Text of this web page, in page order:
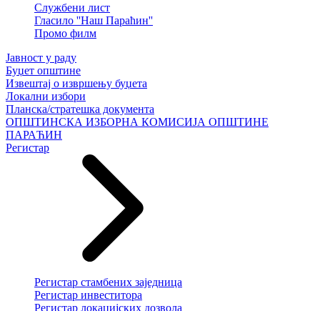
Службени лист
Гласило ''Наш Параћин''
Промо филм
Јавност у раду
Буџет општине
Извештај о извршењу буџета
Локални избори
Планска/стратешка документа
ОПШТИНСКА ИЗБОРНА КОМИСИЈА ОПШТИНЕ
ПАРАЋИН
Регистар
Регистар стамбених заједница
Регистар инвеститора
Регистар локацијских дозвола